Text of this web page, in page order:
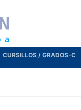
CURSILLOS / GRADOS-C